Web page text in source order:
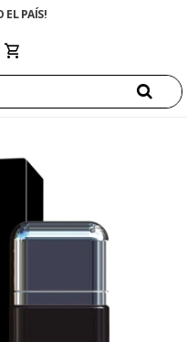
EL PAÍS!